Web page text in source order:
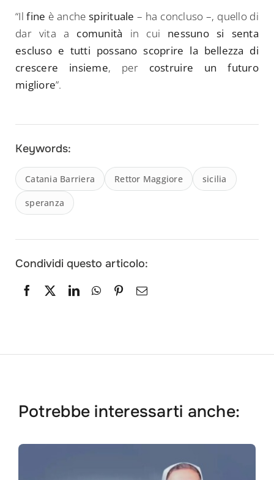
“Ilfine è anche spirituale – ha concluso –, quello di
dar vita a comunità in cui nessuno si senta
escluso e tutti possano scoprire la bellezza di
crescere insieme, per costruire un futuro
migliore”.
Keywords:
Catania Barriera Rettor Maggiore sicilia
speranza
Condividi questo articolo:
Potrebbe interessarti anche:
for: